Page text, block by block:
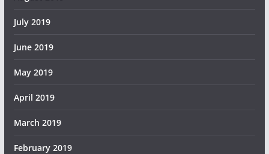
July 2019
June 2019
May 2019
April 2019
March 2019
February 2019